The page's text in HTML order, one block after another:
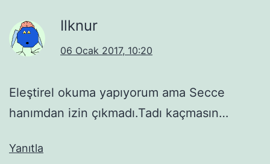
Ilknur
06 Ocak 2017, 10:20
Eleştirel okuma yapıyorum ama Secce
hanımdan izin çıkmadı.Tadı kaçmasın…
Yanıtla